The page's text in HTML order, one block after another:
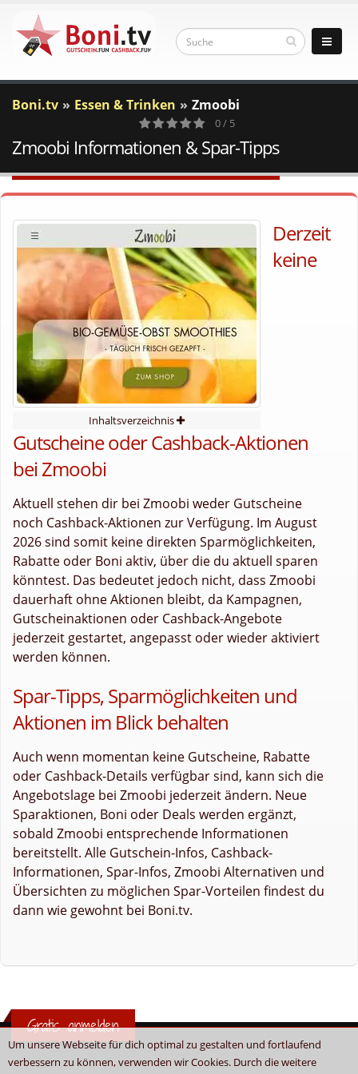
Um unsere Webseite für dich optimal zu gestalten und fortlaufend
verbessern zu können, verwenden wir Cookies. Durch die weitere
Boni.tv Essen & Trinken Zmoobi
0
Votes
0 / 5
Zmoobi Informationen & Spar-Tipps
Inhaltsverzeichnis
Derzeit
keine
Gutscheine oder Cashback-Aktionen
bei Zmoobi
Aktuell stehen dir bei Zmoobi weder Gutscheine
noch Cashback-Aktionen zur Verfügung. Im August
2026 sind somit keine direkten Sparmöglichkeiten,
Rabatte oder Boni aktiv, über die du aktuell sparen
könntest. Das bedeutet jedoch nicht, dass Zmoobi
dauerhaft ohne Aktionen bleibt, da Kampagnen,
Gutscheinaktionen oder Cashback-Angebote
jederzeit gestartet, angepasst oder wieder aktiviert
werden können.
Spar-Tipps, Sparmöglichkeiten und
Aktionen im Blick behalten
Auch wenn momentan keine Gutscheine, Rabatte
oder Cashback-Details verfügbar sind, kann sich die
Angebotslage bei Zmoobi jederzeit ändern. Neue
Sparaktionen, Boni oder Deals werden ergänzt,
sobald Zmoobi entsprechende Informationen
bereitstellt. Alle Gutschein-Infos, Cashback-
Informationen, Spar-Infos, Zmoobi Alternativen und
Übersichten zu möglichen Spar-Vorteilen findest du
dann wie gewohnt bei Boni.tv.
Gratis anmelden